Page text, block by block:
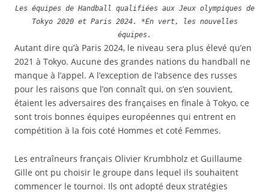
Les équipes de Handball qualifiées aux Jeux olympiques de
Tokyo 2020 et Paris 2024. *En vert, les nouvelles
équipes.
Autant dire qu’à Paris 2024, le niveau sera plus élevé qu’en
2021 à Tokyo. Aucune des grandes nations du handball ne
manque à l’appel. A l’exception de l’absence des russes
pour les raisons que l’on connaît qui, on s’en souvient,
étaient les adversaires des françaises en finale à Tokyo, ce
sont trois bonnes équipes européennes qui entrent en
compétition à la fois coté Hommes et coté Femmes.
Les entraîneurs français Olivier Krumbholz et Guillaume
Gille ont pu choisir le groupe dans lequel ils souhaitent
commencer le tournoi. Ils ont adopté deux stratégies